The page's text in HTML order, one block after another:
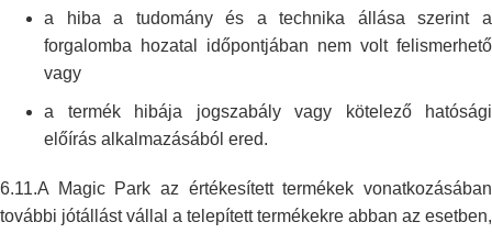
a hiba a tudomány és a technika állása szerint a
forgalomba hozatal
időpontjában nem volt felismerhető
vagy
a termék hibája jogszabály vagy kötelező hatósági
előírás alkalmazásából ered.
6.11.A Magic Park az értékesített termékek vonatkozásában
további jótállástvállal a telepített termékekre abban az esetben,